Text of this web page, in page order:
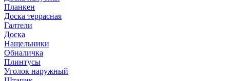
Планкен
Доска террасная
Галтели
Доска
Нащельники
Обналичка
Плинтусы
Уголок наружный